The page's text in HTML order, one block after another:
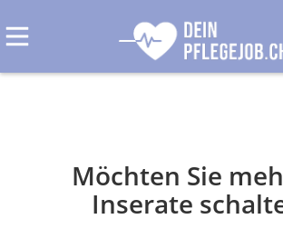
Möchten Sie
Inserate